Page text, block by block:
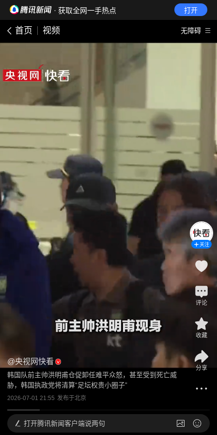
· 获取全网一手热点 打开
首页 视频 无障碍
@央视网快看
韩国队前主帅洪明甫仓促卸任难平众怒，甚至受到死亡威
胁，韩国执政党将清算“足坛权贵小圈子”
2026-07-01 21:55 发布于北京
关注
评论
收藏
分享
打开腾讯新闻客户端说两句